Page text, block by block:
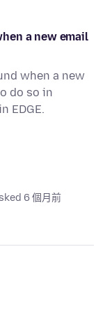
a new email
when a new
do so in
EDGE.
6 個月前